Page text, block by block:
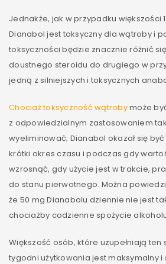
Jednakże, jak w przypadku większości
Dianabol jest toksyczny dla wątroby i
toksyczności będzie znacznie różnić
doustnego steroidu do drugiego w
jedną z silniejszych i toksycznych
Chociaż toksyczność wątrobymoże
z odpowiedzialnym zastosowaniem
wyeliminować; Dianabol okazał się
krótki okres czasu i podczas gdy
wzrosnąć, gdy użycie jest w trakcie,
do stanu pierwotnego. Można
że 50 mg Dianabolu dziennie nie jest
chociażby codzienne spożycie
Większość osób, które uzupełniają ten
tygodni użytkowania jest maksymalny i